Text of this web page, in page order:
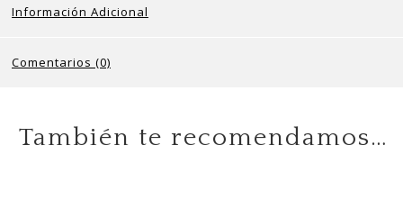
Información Adicional
Comentarios (0)
También te recomendamos…